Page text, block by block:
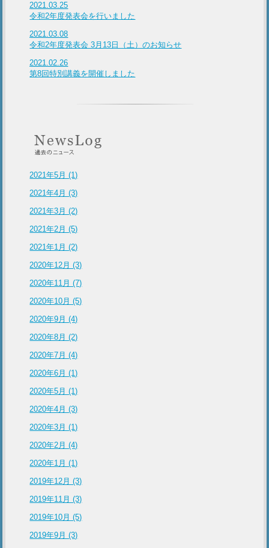
2021.03.25
令和2年度発表会を行いました
2021.03.08
令和2年度発表会 3月13日（土）のお知らせ
2021.02.26
第8回特別講義を開催しました
2021年5月 (1)
2021年4月 (3)
2021年3月 (2)
2021年2月 (5)
2021年1月 (2)
2020年12月 (3)
2020年11月 (7)
2020年10月 (5)
2020年9月 (4)
2020年8月 (2)
2020年7月 (4)
2020年6月 (1)
2020年5月 (1)
2020年4月 (3)
2020年3月 (1)
2020年2月 (4)
2020年1月 (1)
2019年12月 (3)
2019年11月 (3)
2019年10月 (5)
2019年9月 (3)